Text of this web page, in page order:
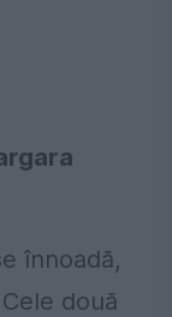
înnoadă,
două